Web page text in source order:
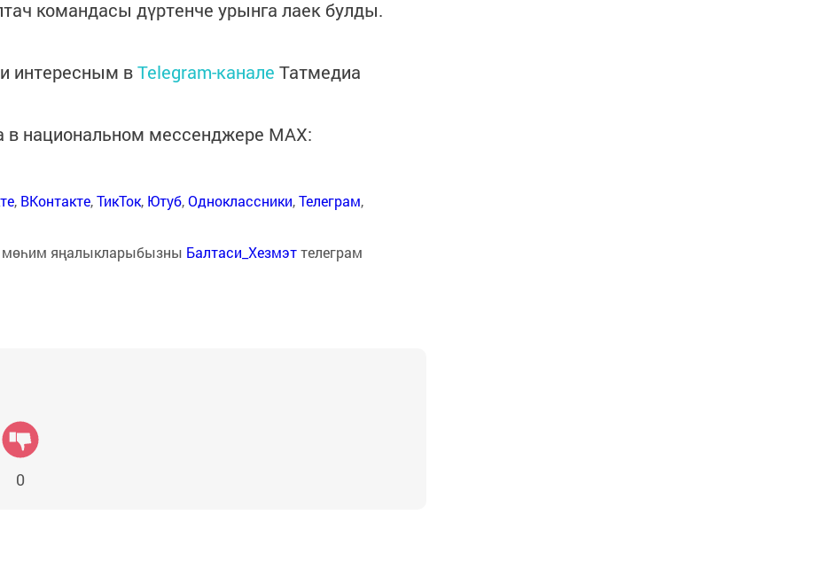
командасы дүртенче урынга лаек булды.
интересным вTelegram-канале Татмедиа
в национальном мессенджере MАХ:
, ВКонтакте,ТикТок, Ютуб,Одноклассники,Телеграм,
яңалыкларыбызны Балтаси_Хезмэттелеграм
0